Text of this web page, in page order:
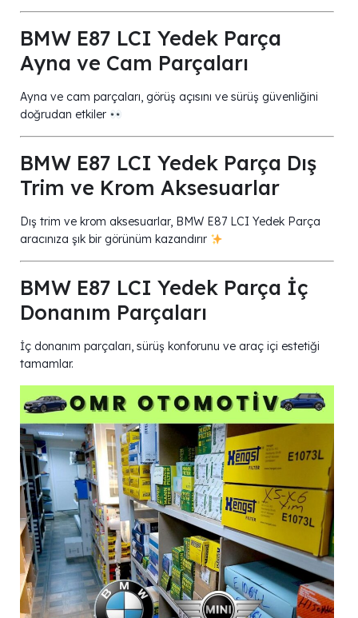
BMW E87 LCI Yedek Parça
Ayna ve Cam Parçaları
Ayna ve cam parçaları, görüş açısını ve sürüş güvenliğini
doğrudan etkiler
BMW E87 LCI Yedek Parça Dış
Trim ve Krom Aksesuarlar
Dış trim ve krom aksesuarlar, BMW E87 LCI Yedek Parça
aracınıza şık bir görünüm kazandırır
BMW E87 LCI Yedek Parça İç
Donanım Parçaları
İç donanım parçaları, sürüş konforunu ve araç içi estetiği
tamamlar.